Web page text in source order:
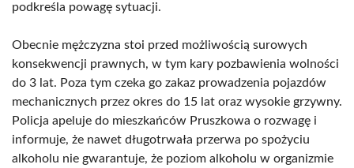
podkreśla powagę sytuacji.
Obecnie mężczyzna stoi przed możliwością surowych
konsekwencji prawnych, w tym kary pozbawienia wolności
do 3 lat. Poza tym czeka go zakaz prowadzenia pojazdów
mechanicznych przez okres do 15 lat oraz wysokie grzywny.
Policja apeluje do mieszkańców Pruszkowa o rozwagę i
informuje, że nawet długotrwała przerwa po spożyciu
alkoholu nie gwarantuje, że poziom alkoholu w organizmie